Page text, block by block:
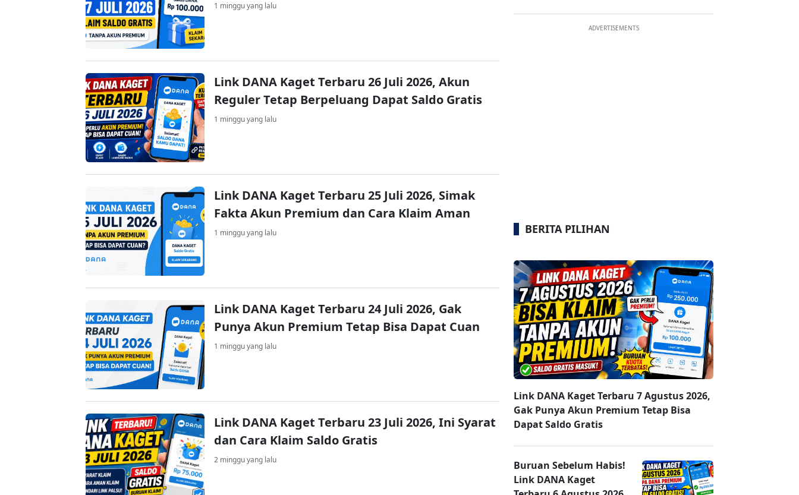
1 minggu yang lalu
Link DANA Kaget Terbaru 26 Juli 2026, Akun
Reguler Tetap Berpeluang Dapat Saldo Gratis
1 minggu yang lalu
Link DANA Kaget Terbaru 25 Juli 2026, Simak
Fakta Akun Premium dan Cara Klaim Aman
1 minggu yang lalu
Link DANA Kaget Terbaru 24 Juli 2026, Gak
Punya Akun Premium Tetap Bisa Dapat Cuan
1 minggu yang lalu
Link DANA Kaget Terbaru 23 Juli 2026, Ini Syarat
dan Cara Klaim Saldo Gratis
2 minggu yang lalu
ADVERTISEMENTS
BERITA PILIHAN
Link DANA Kaget Terbaru 7 Agustus 2026,
Gak Punya Akun Premium Tetap Bisa
Dapat Saldo Gratis
Buruan Sebelum Habis!
Link DANA Kaget